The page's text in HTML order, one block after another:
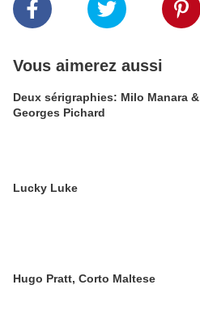
Vous aimerez aussi
Deux sérigraphies: Milo Manara &
Georges Pichard
Lucky Luke
Hugo Pratt, Corto Maltese